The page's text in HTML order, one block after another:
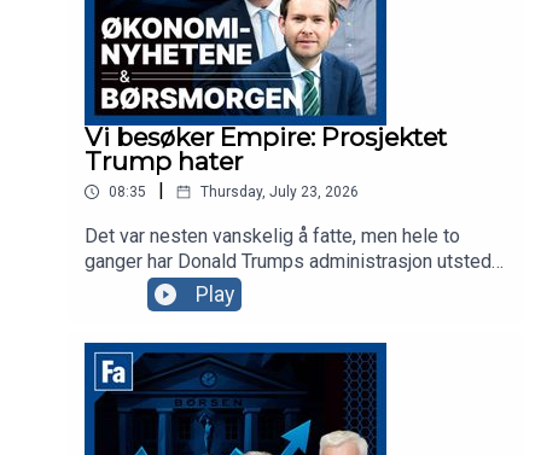
Vi besøker Empire: Prosjektet
Trump hater
08:35 Thursday, July 23, 2026
Det var nesten vanskelig å fatte, men hele to
ganger har Donald Trumps administrasjon utstedt
stoppordrer for det godkjente gigantprosjektet
innen havvind, Empire Wind utenfor New York.
Prosjekter tilhørende Ørsted og andre selskaper
ble også forsøkt stoppet, men hva er det som
irriterer presidenten? Vi drar til Brooklyn i New
York for å se på det som er et av Equinors største
prosjekter noensinne.
Play